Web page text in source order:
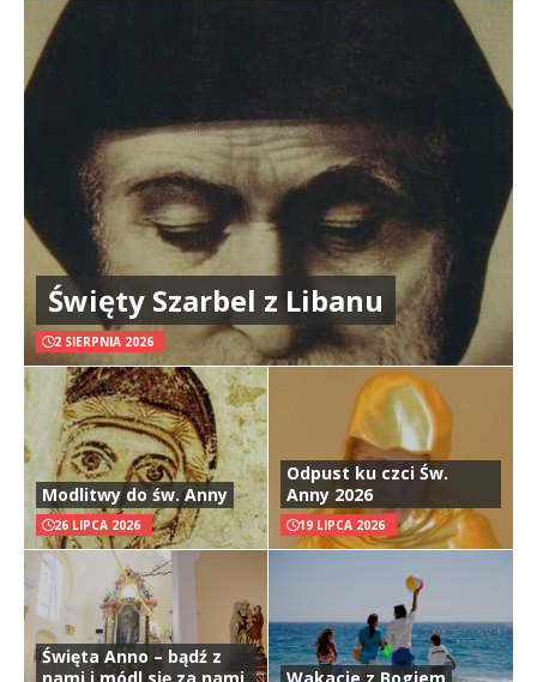
Święty Szarbel z Libanu
2 SIERPNIA 2026
Modlitwy do św. Anny
26 LIPCA 2026
Odpust ku czci Św.
Anny 2026
19 LIPCA 2026
Święta Anno – bądź z